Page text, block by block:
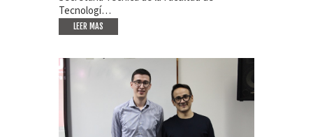
Tecnologí…
LEER MAS